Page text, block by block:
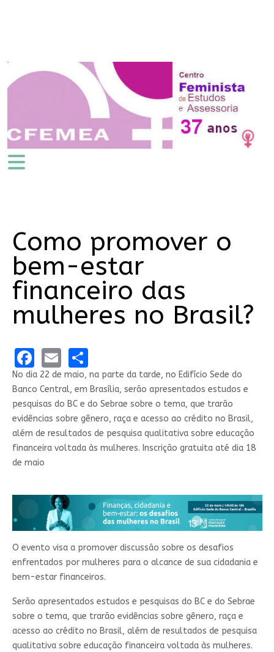
Como promover o
bem-estar
financeiro das
mulheres no Brasil?
Facebook
EmailShare
No dia 22 de maio, na parte da tarde, no Edifício Sede do
Banco Central, em Brasília, serão apresentados​ estudos e
pesquisas do BC e do Sebrae sobre o tema, que trarão
evidências sobre gênero, raça e acesso ao crédito no Brasil,
além de resultados de pesquisa qualitativa sobre educação
financeira voltada às mulheres. Inscrição gratuita até dia 18
de maio
O evento visa a promover discussão sobre os desafios
enfrentados por mulheres para o alcance de sua cidadania e
bem-estar financeiros.
Serão apresentados​ estudos e pesquisas do BC e do Sebrae
sobre o tema, que trarão evidências sobre gênero, raça e
acesso ao crédito no Brasil, além de resultados de pesquisa
qualitativa sobre educação financeira voltada às mulheres.